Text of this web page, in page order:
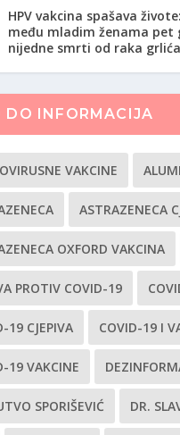
HPV vakcina spašava
među mladim ženama pet
nijedne smrti od raka
DO INFORMACIJA
VAKCINE
ASTRAZENECA
OXFORD VAKCINA
PROTIV COVID-19
19 CJEPIVA COVID-19 I
19 VAKCINE
SPORIŠEVIĆ DR.